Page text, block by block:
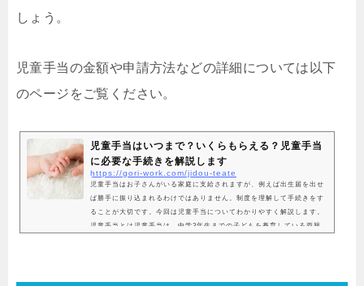
しょう。
児童手当の金額や申請方法などの詳細については以下
のページをご覧ください。
児童手当はいつまで？いくらもらえる？児童手当
に必要な手続きを解説します
https://gori-work.com/jidou-teate
児童手当はお子さんがいる家庭に支給されますが、例えば出生届を出せ
ば勝手に振り込まれるわけではありません。制度を理解して手続きをす
ることが大切です。今回は児童手当についてわかりやすく解説します。
児童手当とは児童手当は、中学3年生までの子どもを養育している両親
対象について具体的には以下のようになります。支給の...